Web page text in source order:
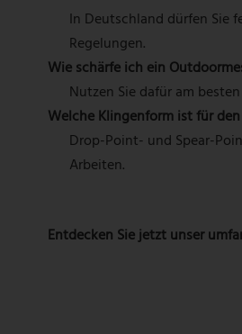
In Deutschland dürfen Sie
Regelungen.
Wie schärfe ich ein
Nutzen Sie dafür am
Welche Klingenform ist für
Drop-Point- und Spear-
Arbeiten.
Entdecken Sie jetzt unser